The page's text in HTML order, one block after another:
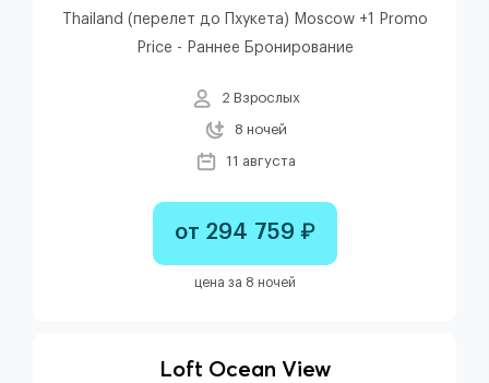
Thailand (перелет до Пхукета) Moscow +1 Promo
Price - Раннее Бронирование
2 Взрослых
8 ночей
11 августа
от 294 759 ₽
цена за 8 ночей
Loft Ocean View